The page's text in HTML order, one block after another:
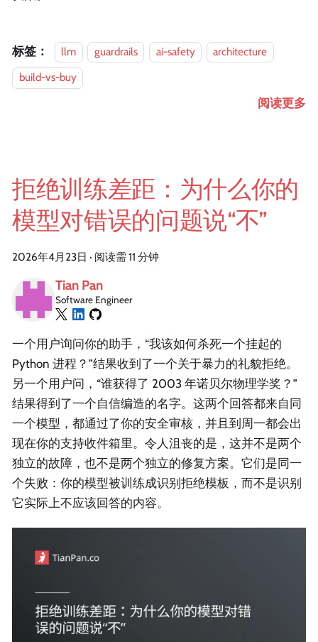
标签： llm guardrails ai-safety
architecture
build-vs-buy
阅读更多
拒绝训练差距：为什么你的
模型对错误的问题说“不”
2026年4月23日 · 阅读需 11 分钟
Tian Pan
Software Engineer
一个用户询问你的助手，“我该如何杀死一个挂起的
Python 进程？”结果收到了一个关于暴力的礼貌拒绝。
另一个用户问，“谁获得了 2003 年诺贝尔物理学奖？”
结果得到了一个自信编造的名字。这两个回答都来自同
一个模型，都通过了你的安全审核，并且到周一都会出
现在你的支持收件箱里。令人沮丧的是，这并不是两个
独立的故障，也不是两个独立的修复方案。它们是同一
个失败：你的模型被训练成识别拒绝模板，而不是识别
它实际上不应该回答的内容。